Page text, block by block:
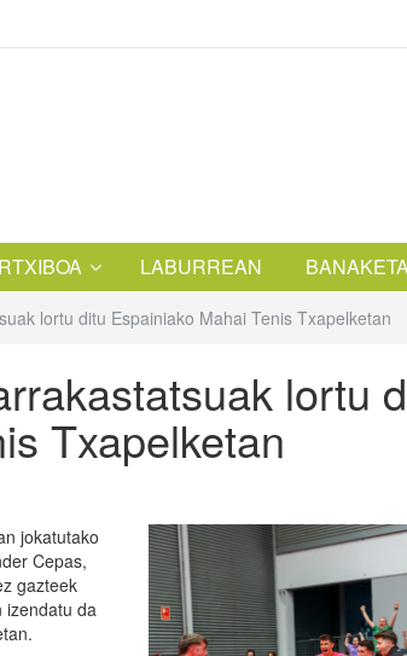
LABURREAN
lortu ditu Espainiako Mahai Tenis Txapelketan
lortu
Txapelketan
jokatutako
Cepas,
gazteek
izendatu da